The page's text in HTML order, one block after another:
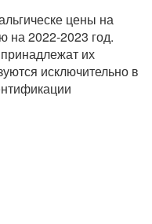
цены на
на 2022-2023 год.
их
исключительно в